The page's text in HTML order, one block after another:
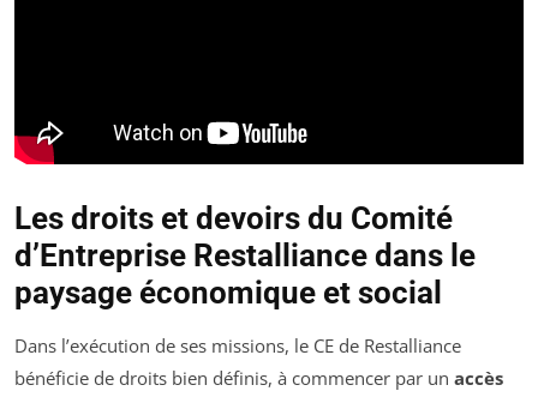
Les droits et devoirs du Comité
d’Entreprise Restalliance dans le
paysage économique et social
Dans l’exécution de ses missions, le CE de Restalliance
bénéficie de droits bien définis, à commencer par un accès